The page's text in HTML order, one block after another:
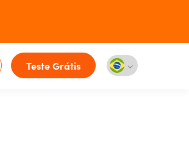
Teste Grátis